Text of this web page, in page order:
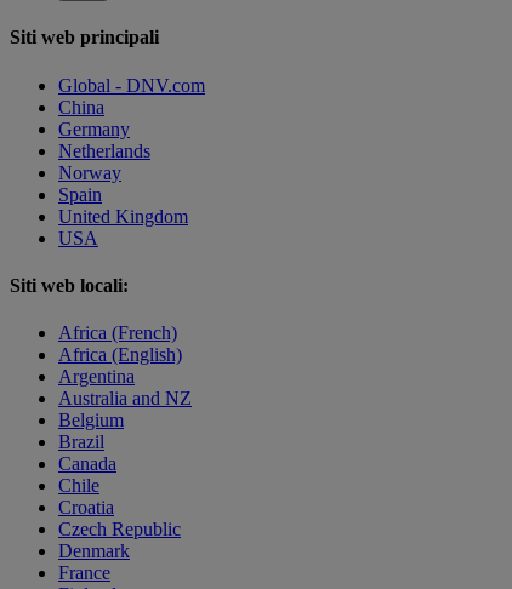
Siti web principali
Global - DNV.com
China
Germany
Netherlands
Norway
Spain
United Kingdom
USA
Siti web locali:
Africa (French)
Africa (English)
Argentina
Australia and NZ
Belgium
Brazil
Canada
Chile
Croatia
Czech Republic
Denmark
France